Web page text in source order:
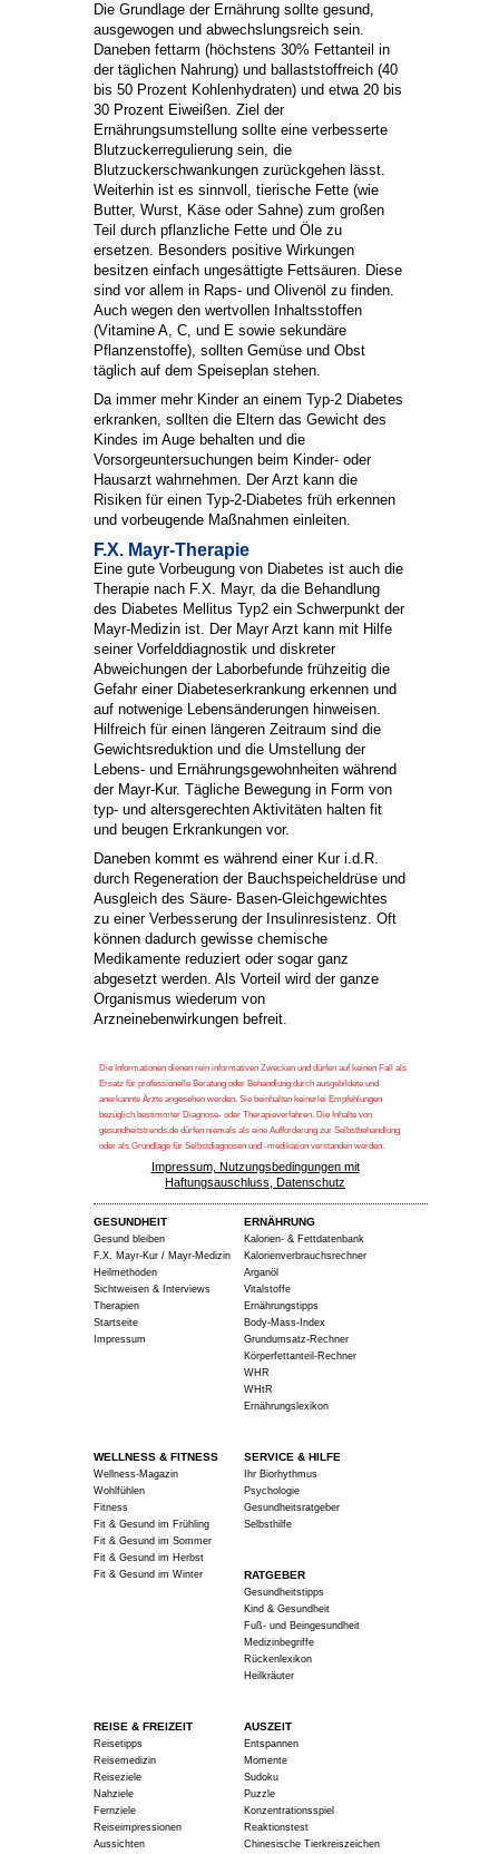
Die Grundlage der Ernährung sollte gesund,
ausgewogen und abwechslungsreich sein.
Daneben fettarm (höchstens 30% Fettanteil in
der täglichen Nahrung) und ballaststoffreich (40
bis 50 Prozent Kohlenhydraten) und etwa 20 bis
30 Prozent Eiweißen. Ziel der
Ernährungsumstellung sollte eine verbesserte
Blutzuckerregulierung sein, die
Blutzuckerschwankungen zurückgehen lässt.
Weiterhin ist es sinnvoll, tierische Fette (wie
Butter, Wurst, Käse oder Sahne) zum großen
Teil durch pflanzliche Fette und Öle zu
ersetzen. Besonders positive Wirkungen
besitzen einfach ungesättigte Fettsäuren. Diese
sind vor allem in Raps- und Olivenöl zu finden.
Auch wegen den wertvollen Inhaltsstoffen
(Vitamine A, C, und E sowie sekundäre
Pflanzenstoffe), sollten Gemüse und Obst
täglich auf dem Speiseplan stehen.
Da immer mehr Kinder an einem Typ-2 Diabetes
erkranken, sollten die Eltern das Gewicht des
Kindes im Auge behalten und die
Vorsorgeuntersuchungen beim Kinder- oder
Hausarzt wahrnehmen. Der Arzt kann die
Risiken für einen Typ-2-Diabetes früh erkennen
und vorbeugende Maßnahmen einleiten.
F.X. Mayr-Therapie
Eine gute Vorbeugung von Diabetes ist auch die
Therapie nach F.X. Mayr, da die Behandlung
des Diabetes Mellitus Typ2 ein Schwerpunkt der
Mayr-Medizin ist. Der Mayr Arzt kann mit Hilfe
seiner Vorfelddiagnostik und diskreter
Abweichungen der Laborbefunde frühzeitig die
Gefahr einer Diabeteserkrankung erkennen und
auf notwenige Lebensänderungen hinweisen.
Hilfreich für einen längeren Zeitraum sind die
Gewichtsreduktion und die Umstellung der
Lebens- und Ernährungsgewohnheiten während
der Mayr-Kur. Tägliche Bewegung in Form von
typ- und altersgerechten Aktivitäten halten fit
und beugen Erkrankungen vor.
Daneben kommt es während einer Kur i.d.R.
durch Regeneration der Bauchspeicheldrüse und
Ausgleich des Säure- Basen-Gleichgewichtes
zu einer Verbesserung der Insulinresistenz. Oft
können dadurch gewisse chemische
Medikamente reduziert oder sogar ganz
abgesetzt werden. Als Vorteil wird der ganze
Organismus wiederum von
Arzneinebenwirkungen befreit.
Die Informationen dienen rein informativen Zwecken und dürfen auf keinen Fall als
Ersatz für professionelle Beratung oder Behandlung durch ausgebildete und
anerkannte Ärzte angesehen werden. Sie beinhalten keinerlei Empfehlungen
bezüglich bestimmter Diagnose- oder Therapieverfahren. Die Inhalte von
gesundheitstrends.de dürfen niemals als eine Aufforderung zur Selbstbehandlung
oder als Grundlage für Selbstdiagnosen und -medikation verstanden werden.
Impressum, Nutzungsbedingungen mit
Haftungsauschluss, Datenschutz
GESUNDHEIT
Gesund bleiben
F.X. Mayr-Kur / Mayr-Medizin
Heilmethoden
Sichtweisen & Interviews
Therapien
Startseite
Impressum
ERNÄHRUNG
Kalorien- & Fettdatenbank
Kalorienverbrauchsrechner
Arganöl
Vitalstoffe
Ernährungstipps
Body-Mass-Index
Grundumsatz-Rechner
Körperfettanteil-Rechner
WHR
WHtR
Ernährungslexikon
WELLNESS & FITNESS
Wellness-Magazin
Wohlfühlen
Fitness
Fit & Gesund im Frühling
Fit & Gesund im Sommer
Fit & Gesund im Herbst
Fit & Gesund im Winter
SERVICE & HILFE
Ihr Biorhythmus
Psychologie
Gesundheitsratgeber
Selbsthilfe
RATGEBER
Gesundheitstipps
Kind & Gesundheit
Fuß- und Beingesundheit
Medizinbegriffe
Rückenlexikon
Heilkräuter
REISE & FREIZEIT
Reisetipps
Reisemedizin
Reiseziele
Nahziele
Fernziele
Reiseimpressionen
Aussichten
AUSZEIT
Entspannen
Momente
Sudoku
Puzzle
Konzentrationsspiel
Reaktionstest
Chinesische Tierkreiszeichen